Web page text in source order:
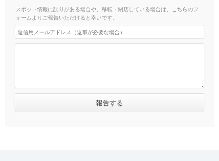
スポット情報に誤りがある場合や、移転・閉店している場合は、こちらのフ
ォームよりご報告いただけると幸いです。